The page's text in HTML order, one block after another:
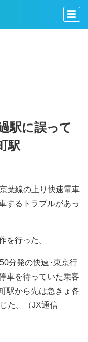
駅に誤って
駅
葉線の上り快速電車
するトラブルがあっ
を行った。
分発の快速･東京行
車を待っていた乗客
駅から先は急きょ各
た。（JX通信